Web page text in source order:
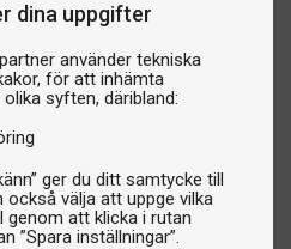
dina uppgifter
använder tekniska
för att inhämta
syften, däribland:
ger du ditt samtycke till
också välja att uppge vilka
att klicka i rutan
”Spara inställningar”.